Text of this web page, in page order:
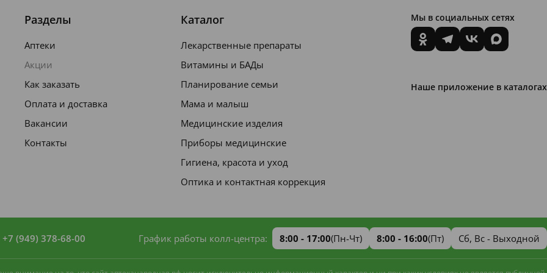
возраст от 0 до 3 лет. Ежедневное
является гипоаллергенным
редкая непереносимость
использования.
щетку и круговыми движениями
небольшим количеством воды,
Разделы
Аптеки
Акции
Как заказать
Оплата и доставка
Вакансии
Контакты
Каталог
Лекарственные препараты
Витамины и БАДы
Планирование семьи
Мама и малыш
Медицинские изделия
Приборы медицинские
Гигиена, красота и уход
Оптика и контактная коррекция
Мы в социальных сетях
Наше приложение в каталогах
+7 (949) 378-68-00 График работы колл-центра: 8:00 - 17:00(Пн-Чт) 8:00 - 16:00(Пт) Сб, Вс - Выходной